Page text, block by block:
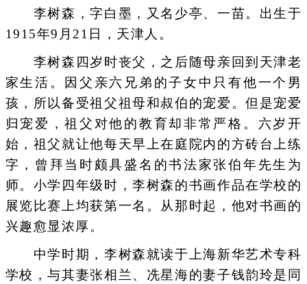
李树森，字白墨，又名少亭、一苗。出生于
1915年9月21日，天津人。
李树森四岁时丧父，之后随母亲回到天津老
家生活。因父亲六兄弟的子女中只有他一个男
孩，所以备受祖父祖母和叔伯的宠爱。但是宠爱
归宠爱，祖父对他的教育却非常严格。六岁开
始，祖父就让他每天早上在庭院内的方砖台上练
字，曾拜当时颇具盛名的书法家张伯年先生为
师。小学四年级时，李树森的书画作品在学校的
展览比赛上均获第一名。从那时起，他对书画的
兴趣愈显浓厚。
中学时期，李树森就读于上海新华艺术专科
学校，与其妻张相兰、冼星海的妻子钱韵玲是同